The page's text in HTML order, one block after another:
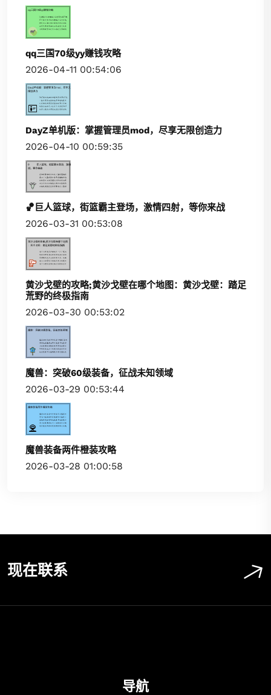
qq三国70级yy赚钱攻略
2026-04-11 00:54:06
DayZ单机版：掌握管理员mod，尽享无限创造力
2026-04-10 00:59:35
🏀巨人篮球，街篮霸主登场，激情四射，等你来战
2026-03-31 00:53:08
黄沙戈壁的攻略;黄沙戈壁在哪个地图：黄沙戈壁：踏足
荒野的终极指南
2026-03-30 00:53:02
魔兽：突破60级装备，征战未知领域
2026-03-29 00:53:44
魔兽装备两件橙装攻略
2026-03-28 01:00:58
现在联系
导航